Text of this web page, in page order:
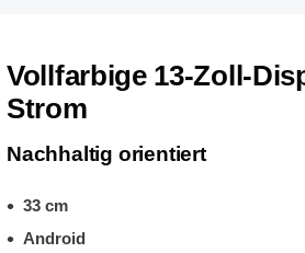
Vollfarbige 13-Zoll-
Strom
Nachhaltig orientiert
33 cm
Android